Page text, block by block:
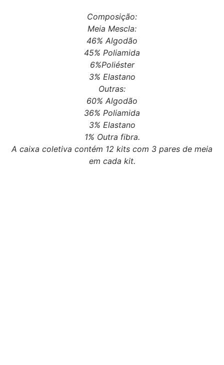
Composição:
Meia Mescla:
46% Algodão
45% Poliamida
6%Poliéster
3% Elastano
Outras:
60% Algodão
36% Poliamida
3% Elastano
1% Outra fibra.
A caixa coletiva contém 12 kits com 3 pares de meia
em cada kit.